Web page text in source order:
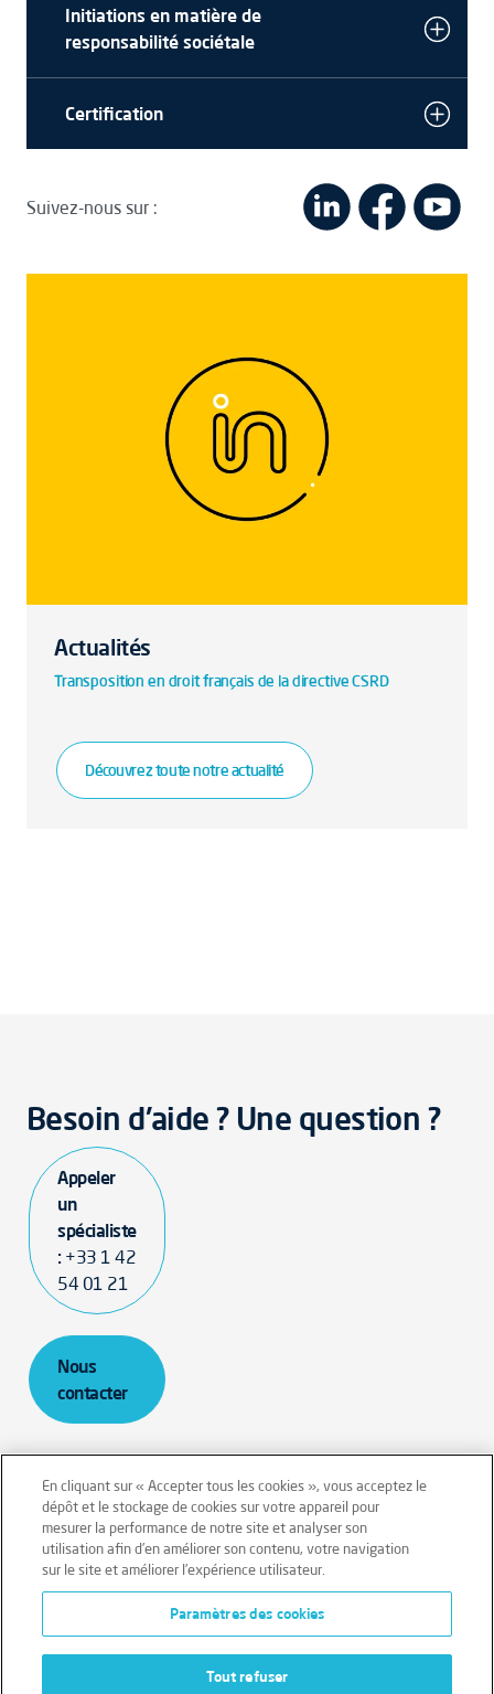
Initiations en matière de
responsabilité sociétale
Certification
Suivez-nous sur :
Actualités
Transposition en droit français de la directive CSRD
Découvrez toute notre actualité
Besoin d'aide ? Une question ?
Appeler
un
spécialiste
: +33 1 42
54 01 21
Nous
contacter
Mentions légales
Conditions générales
Données personnelles
Données personnelles – Volontaires
Cookies
En cliquant sur « Accepter tous les cookies », vous acceptez le
dépôt et le stockage de cookies sur votre appareil pour
mesurer la performance de notre site et analyser son
utilisation afin d’en améliorer son contenu, votre navigation
sur le site et améliorer l’expérience utilisateur.
Paramètres des cookies
Tout refuser